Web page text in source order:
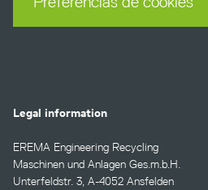
Legal information
EREMA Engineering Recycling
Maschinen und Anlagen Ges.m.b.H.
Unterfeldstr. 3, A-4052 Ansfelden